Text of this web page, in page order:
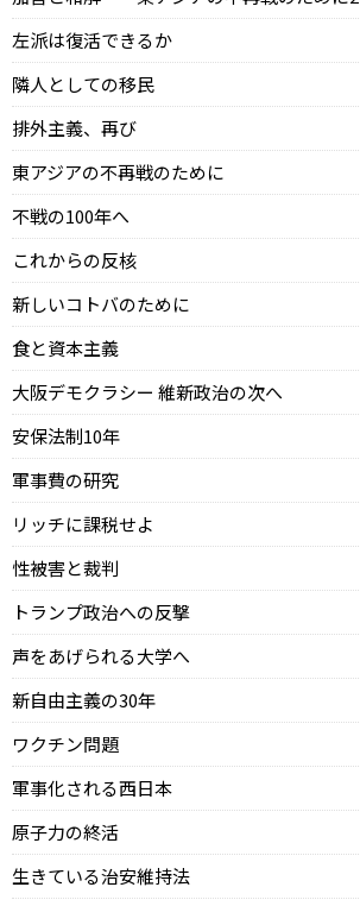
左派は復活できるか
隣人としての移民
排外主義、再び
東アジアの不再戦のために
不戦の100年へ
これからの反核
新しいコトバのために
食と資本主義
大阪デモクラシー 維新政治の次へ
安保法制10年
軍事費の研究
リッチに課税せよ
性被害と裁判
トランプ政治への反撃
声をあげられる大学へ
新自由主義の30年
ワクチン問題
軍事化される西日本
原子力の終活
生きている治安維持法